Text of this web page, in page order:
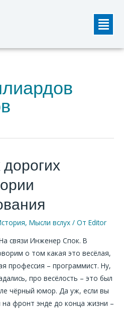
, Мысли вслух / От Editor
связи Инженер Спок. В
о том какая это весёлая,
профессия – программист. Ну,
про весёлость – это был
чёрный юмор. Да уж, если вы
на фронт энде до конца жизни –